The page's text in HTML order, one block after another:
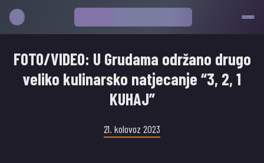
FOTO/VIDEO: U Grudama održano drugo
veliko kulinarsko natjecanje “3, 2, 1
KUHAJ”
21. kolovoz 2023